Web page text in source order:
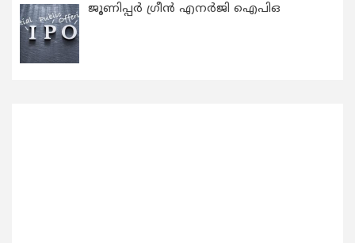
ജൂണിപ്പർ ഗ്രീൻ എനർജി ഐപിഒ